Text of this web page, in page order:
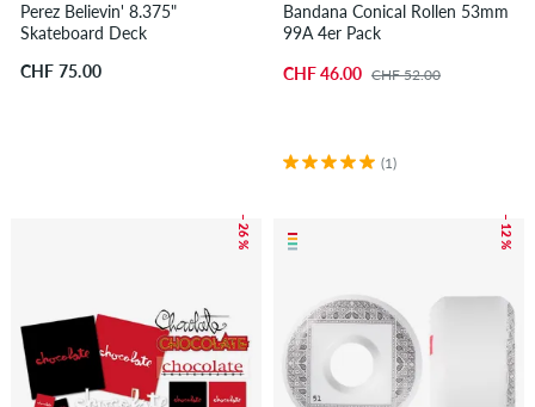
Perez Believin' 8.375"
Skateboard Deck
CHF 75.00
Bandana Conical Rollen 53mm
99A 4er Pack
CHF 46.00 CHF 52.00
(1)
– 26 % – 12 %